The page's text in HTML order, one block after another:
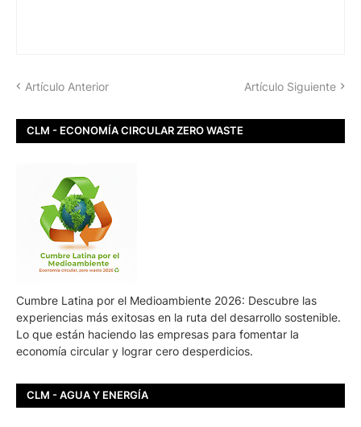
Artículo Anterior Artículo Siguiente
CLM - ECONOMÍA CIRCULAR ZERO WASTE
Cumbre Latina por el Medioambiente 2026: Descubre las
experiencias más exitosas en la ruta del desarrollo sostenible.
Lo que están haciendo las empresas para fomentar la
economía circular y lograr cero desperdicios.
CLM - AGUA Y ENERGÍA